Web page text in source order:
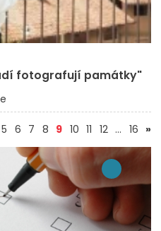
fotografují památky"
5 6 7 8 9(aktuální)
10 11 12 … 16 »